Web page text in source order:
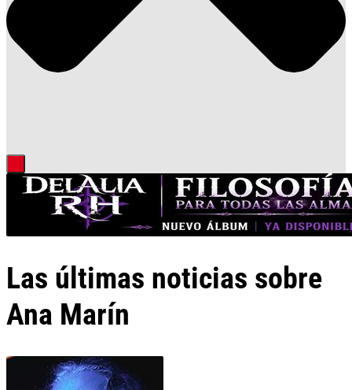
Las últimas noticias sobre
Ana Marín